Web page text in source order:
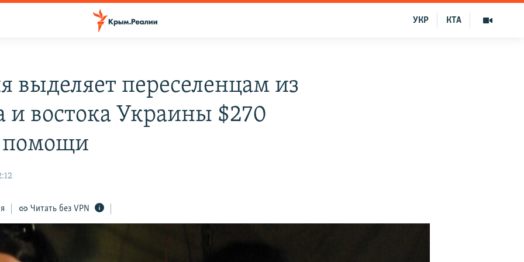
КТА
УКР
выделяет переселенцам из
востока Украины $270
помощи
Читать без VPN